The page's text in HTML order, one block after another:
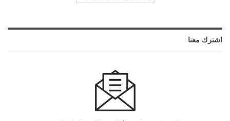
اشترك معنا